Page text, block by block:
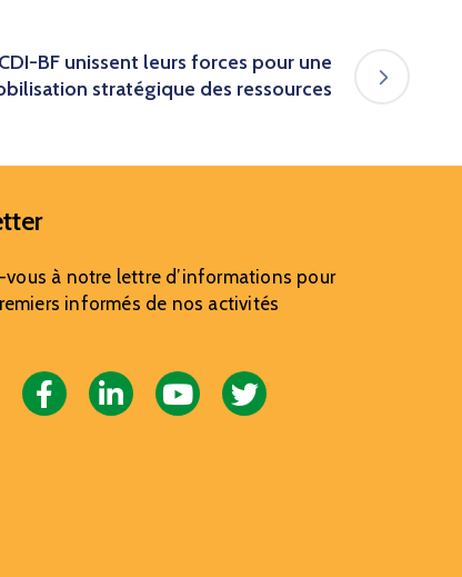
BF unissent leurs forces pour une
stratégique des ressources
à notre lettre d’informations pour
informés de nos activités